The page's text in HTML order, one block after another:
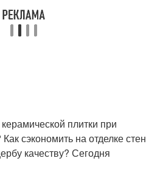
плитки при
сэкономить на отделке стен
качеству? Сегодня